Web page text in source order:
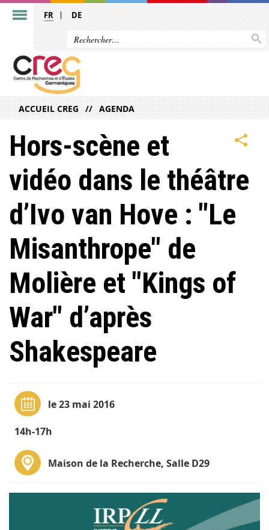
FR DE
ACCUEIL CREG AGENDA
Hors-scène et
vidéo dans le théâtre
d’Ivo van Hove : "Le
Misanthrope" de
Molière et "Kings of
War" d’après
Shakespeare
le 23 mai 2016
14h-17h
Maison de la Recherche, Salle D29